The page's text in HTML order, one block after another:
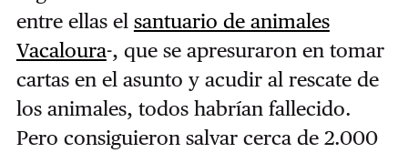
entre ellas el santuario de animales
Vacaloura-, que se apresuraron en tomar
cartas en el asunto y acudir al rescate de
los animales, todos habrían fallecido.
Pero consiguieron salvar cerca de 2.000